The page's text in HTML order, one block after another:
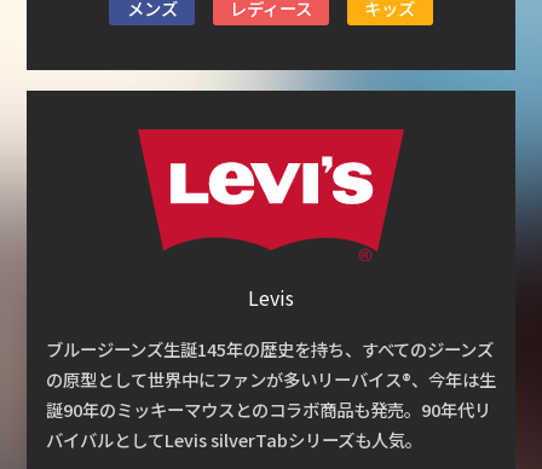
メンズ レディース キッズ
Levis
ブルージーンズ生誕145年の歴史を持ち、すべてのジーンズ
の原型として世界中にファンが多いリーバイス®、今年は生
誕90年のミッキーマウスとのコラボ商品も発売。90年代リ
バイバルとしてLevis silverTabシリーズも人気。